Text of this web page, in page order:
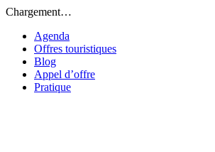
Chargement…
Agenda
Offres touristiques
Blog
Appel d’offre
Pratique